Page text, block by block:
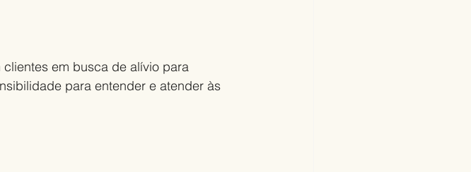
em busca de alívio para
para entender e atender às